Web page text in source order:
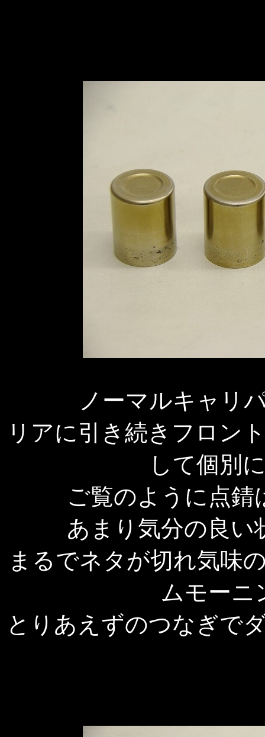
ノーマルキャリ
リアに引き続きフロン
して個別
ご覧のように点
あまり気分の良い
まるでネタが切れ気味
ムモーニ
とりあえずのつなぎで